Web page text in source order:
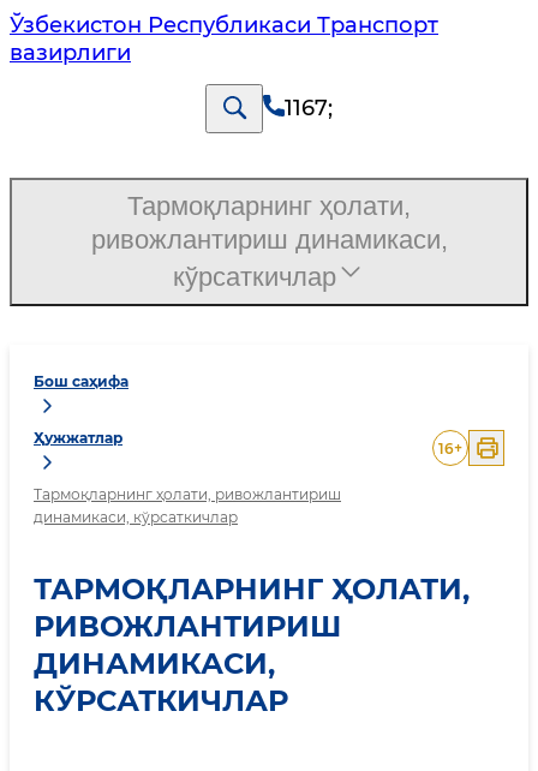
Ўзбекистон Республикаси Транспорт
вазирлиги
1167;
Бош саҳифа
Ҳужжатлар
Тармоқларнинг ҳолати, ривожлантириш
динамикаси, кўрсаткичлар
16+
ТАРМОҚЛАРНИНГ ҲОЛАТИ,
РИВОЖЛАНТИРИШ
ДИНАМИКАСИ,
КЎРСАТКИЧЛАР
Тармоқларнинг ҳолати,
ривожлантириш динамикаси,
кўрсаткичлар